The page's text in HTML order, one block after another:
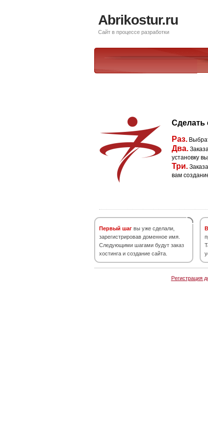
Abrikostur.ru
Сайт в процессе разработки
Сделать
Раз.
Два.
установку
Три.
вам
Первый шаг вы уже сделали,
зарегистрировав доменное имя.
Следующими шагами будут заказ
хостинга и создание сайта.
Регистрация